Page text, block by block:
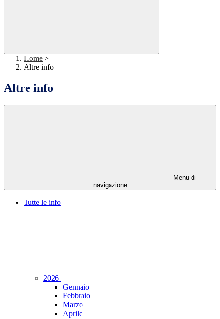
Home >
Altre info
Altre info
Menu di
navigazione
Tutte le info
2026
Gennaio
Febbraio
Marzo
Aprile